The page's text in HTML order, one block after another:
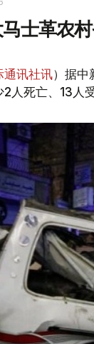
士革农
通讯社讯）据中
人死亡、13人